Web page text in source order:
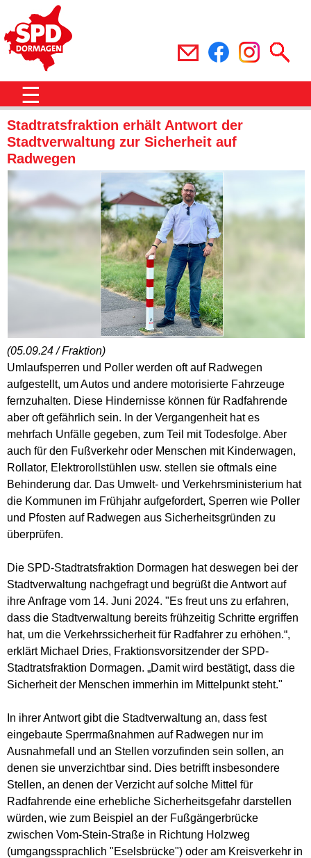
☰
Stadtratsfraktion erhält Antwort der
Stadtverwaltung zur Sicherheit auf
Radwegen
(05.09.24 / Fraktion)
Umlaufsperren und Poller werden oft auf Radwegen
aufgestellt, um Autos und andere motorisierte Fahrzeuge
fernzuhalten. Diese Hindernisse können für Radfahrende
aber oft gefährlich sein. In der Vergangenheit hat es
mehrfach Unfälle gegeben, zum Teil mit Todesfolge. Aber
auch für den Fußverkehr oder Menschen mit Kinderwagen,
Rollator, Elektrorollstühlen usw. stellen sie oftmals eine
Behinderung dar. Das Umwelt- und Verkehrsministerium hat
die Kommunen im Frühjahr aufgefordert, Sperren wie Poller
und Pfosten auf Radwegen aus Sicherheitsgründen zu
überprüfen.
Die SPD-Stadtratsfraktion Dormagen hat deswegen bei der
Stadtverwaltung nachgefragt und begrüßt die Antwort auf
ihre Anfrage vom 14. Juni 2024. "Es freut uns zu erfahren,
dass die Stadtverwaltung bereits frühzeitig Schritte ergriffen
hat, um die Verkehrssicherheit für Radfahrer zu erhöhen.“,
erklärt Michael Dries, Fraktionsvorsitzender der SPD-
Stadtratsfraktion Dormagen. „Damit wird bestätigt, dass die
Sicherheit der Menschen immerhin im Mittelpunkt steht."
In ihrer Antwort gibt die Stadtverwaltung an, dass fest
eingebaute Sperrmaßnahmen auf Radwegen nur im
Ausnahmefall und an Stellen vorzufinden sein sollen, an
denen sie unverzichtbar sind. Dies betrifft insbesondere
Stellen, an denen der Verzicht auf solche Mittel für
Radfahrende eine erhebliche Sicherheitsgefahr darstellen
würden, wie zum Beispiel an der Fußgängerbrücke
zwischen Vom-Stein-Straße in Richtung Holzweg
(umgangssprachlich "Eselsbrücke") oder am Kreisverkehr in